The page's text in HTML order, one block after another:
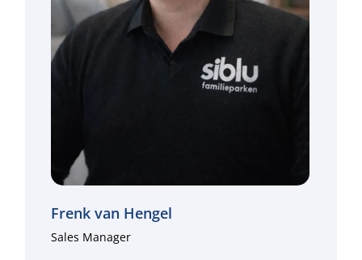
Frenk van Hengel
Sales Manager